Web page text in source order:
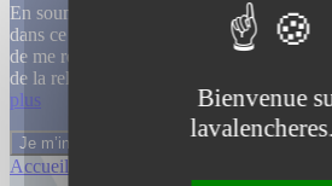
En soumettant ce formulaire, j’accepte
dans ce formulaire soient utilisées,
de me recontacter, pour m’envoyer des
de la relation commerciale qui découle de
plus
Accueil
Bienvenue